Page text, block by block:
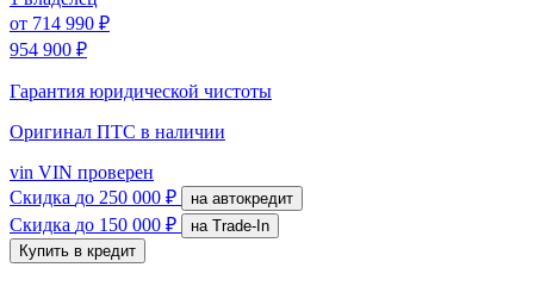
от 714 990 ₽
954 900 ₽
Гарантия юридической чистоты
Оригинал ПТС в наличии
vin VIN проверен
Скидка до 250 000 ₽ на автокредит
Скидка до 150 000 ₽
на Trade-In
Купить в кредит